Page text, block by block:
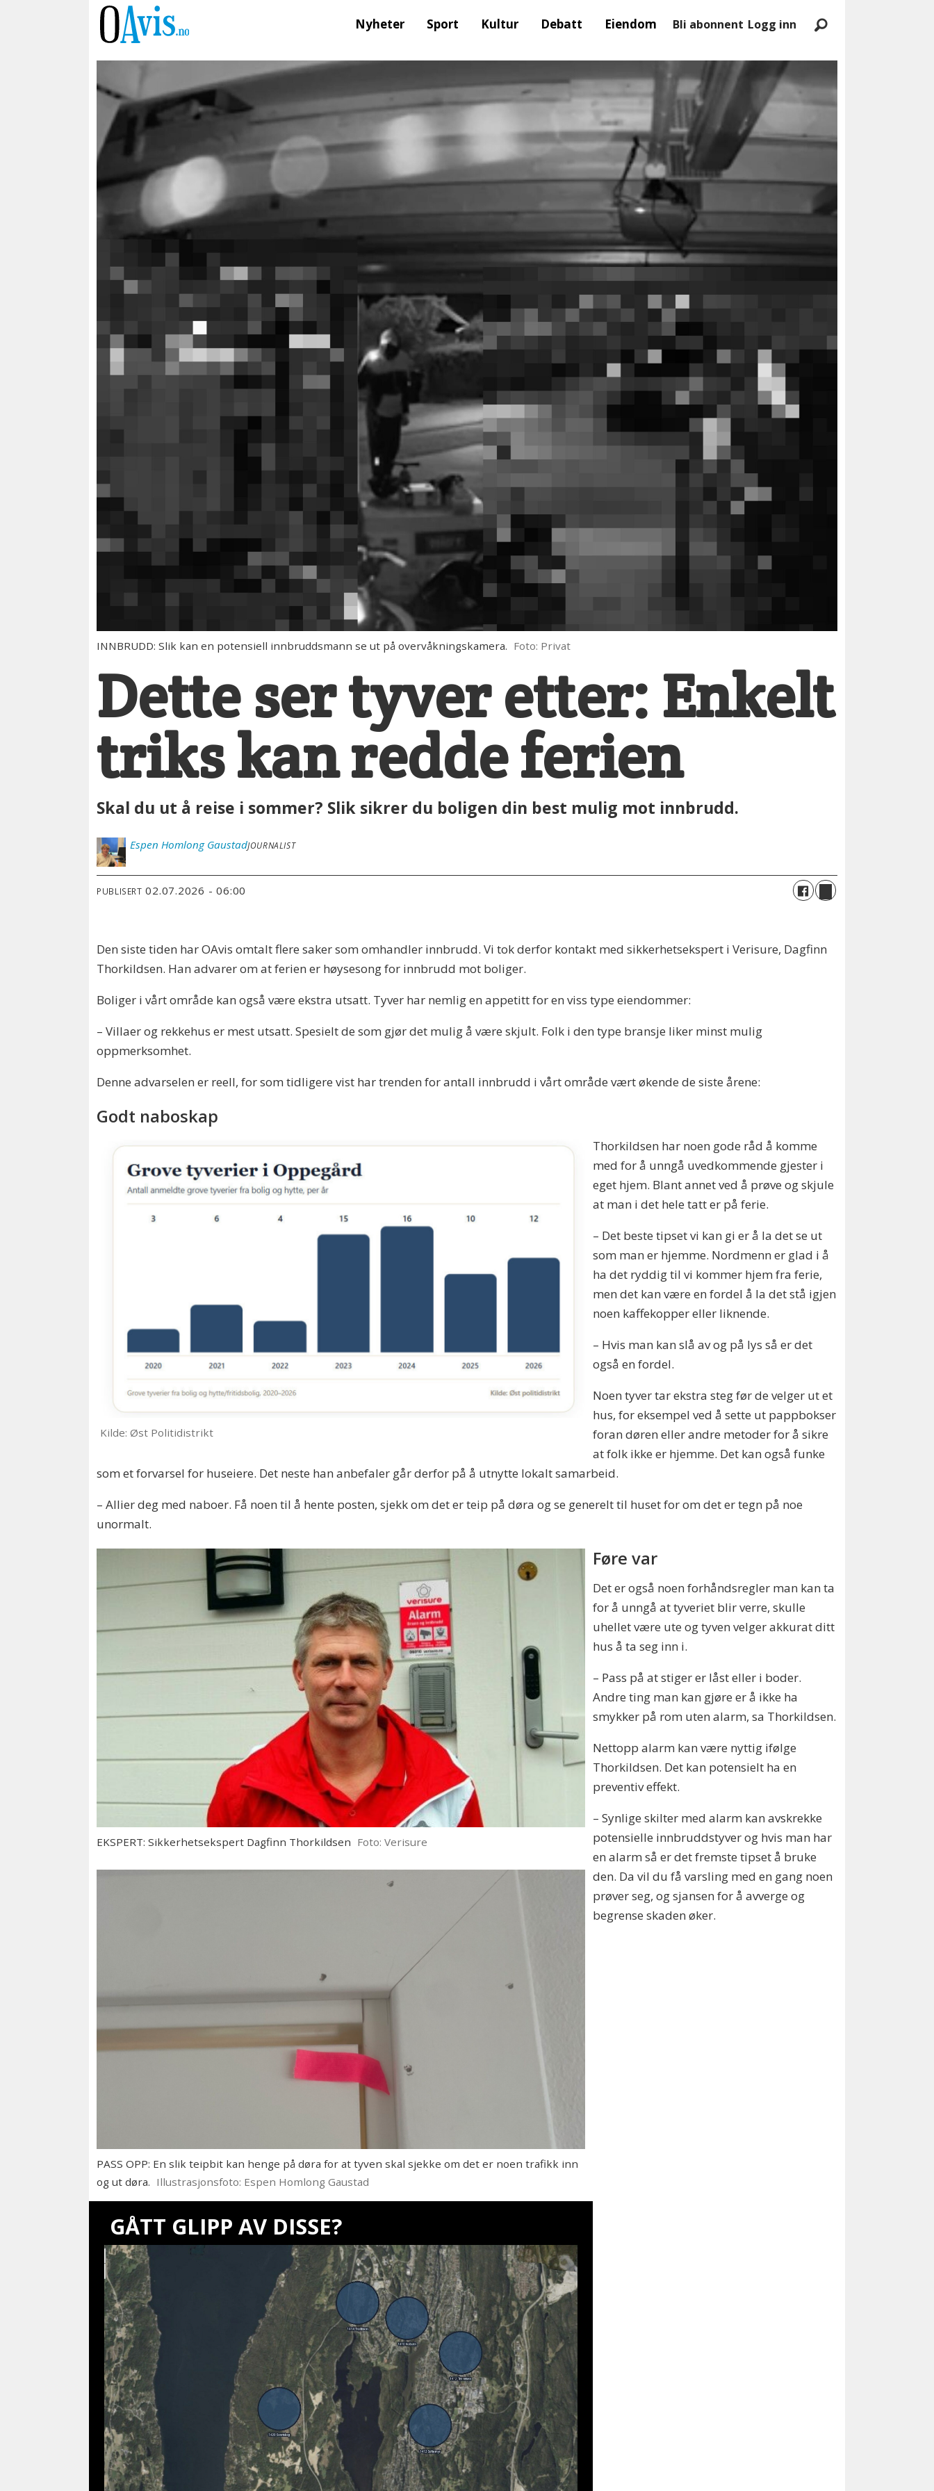
Nyheter Sport Kultur Debatt Eiendom Bli abonnent Logg inn
INNBRUDD: Slik kan en potensiell innbruddsmann se ut på overvåkningskamera. Foto: Privat
Dette ser tyver etter: Enkelt
triks kan redde ferien
Skal du ut å reise i sommer? Slik sikrer du boligen din best mulig mot innbrudd.
Espen Homlong GaustadJOURNALIST
PUBLISERT 02.07.2026 - 06:00
Den siste tiden har OAvis omtalt flere saker som omhandler innbrudd. Vi tok derfor kontakt med sikkerhetsekspert i Verisure, Dagfinn
Thorkildsen. Han advarer om at ferien er høysesong for innbrudd mot boliger.
Boliger i vårt område kan også være ekstra utsatt. Tyver har nemlig en appetitt for en viss type eiendommer:
– Villaer og rekkehus er mest utsatt. Spesielt de som gjør det mulig å være skjult. Folk i den type bransje liker minst mulig
oppmerksomhet.
Denne advarselen er reell, for som tidligere vist har trenden for antall innbrudd i vårt område vært økende de siste årene:
Godt naboskap
Kilde: Øst Politidistrikt
Thorkildsen har noen gode råd å komme
med for å unngå uvedkommende gjester i
eget hjem. Blant annet ved å prøve og skjule
at man i det hele tatt er på ferie.
– Det beste tipset vi kan gi er å la det se ut
som man er hjemme. Nordmenn er glad i å
ha det ryddig til vi kommer hjem fra ferie,
men det kan være en fordel å la det stå igjen
noen kaffekopper eller liknende.
– Hvis man kan slå av og på lys så er det
også en fordel.
Noen tyver tar ekstra steg før de velger ut et
hus, for eksempel ved å sette ut pappbokser
foran døren eller andre metoder for å sikre
at folk ikke er hjemme. Det kan også funke
som et forvarsel for huseiere. Det neste han anbefaler går derfor på å utnytte lokalt samarbeid.
– Allier deg med naboer. Få noen til å hente posten, sjekk om det er teip på døra og se generelt til huset for om det er tegn på noe
unormalt.
EKSPERT: Sikkerhetsekspert Dagfinn Thorkildsen Foto: Verisure
Føre var
Det er også noen forhåndsregler man kan ta
for å unngå at tyveriet blir verre, skulle
uhellet være ute og tyven velger akkurat ditt
hus å ta seg inn i.
PASS OPP: En slik teipbit kan henge på døra for at tyven skal sjekke om det er noen trafikk inn
og ut døra. Illustrasjonsfoto: Espen Homlong Gaustad
– Pass på at stiger er låst eller i boder.
Andre ting man kan gjøre er å ikke ha
smykker på rom uten alarm, sa Thorkildsen.
Nettopp alarm kan være nyttig ifølge
Thorkildsen. Det kan potensielt ha en
preventiv effekt.
– Synlige skilter med alarm kan avskrekke
potensielle innbruddstyver og hvis man har
en alarm så er det fremste tipset å bruke
den. Da vil du få varsling med en gang noen
prøver seg, og sjansen for å avverge og
begrense skaden øker.
GÅTT GLIPP AV DISSE?